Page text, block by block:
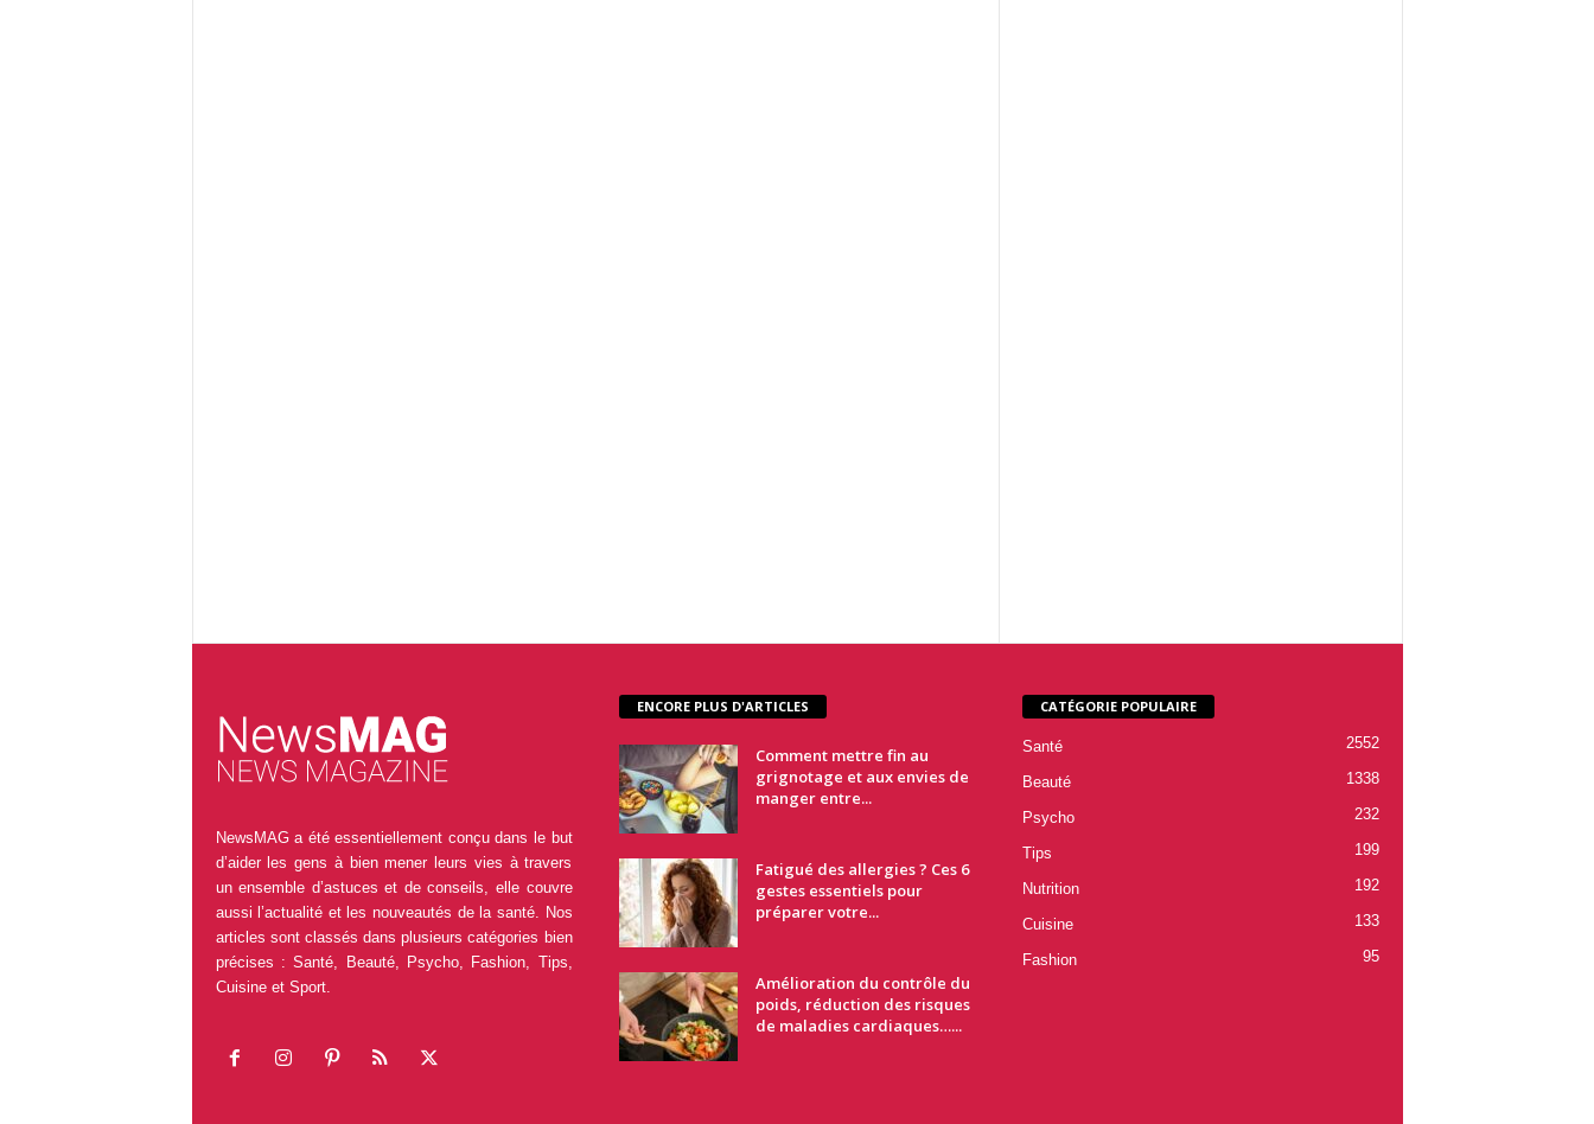
NewsMAG a été essentiellement conçu dans le but
d’aider les gens à bien mener leurs vies à travers
un ensemble d’astuces et de conseils, elle couvre
aussi l’actualité et les nouveautés de la santé. Nos
articles sont classés dans plusieurs catégories bien
précises : Santé, Beauté, Psycho, Fashion, Tips,
Cuisine et Sport.
ENCORE PLUS D'ARTICLES
Comment mettre fin au
grignotage et aux envies de
manger entre...
Fatigué des allergies ? Ces 6
gestes essentiels pour
préparer votre...
Amélioration du contrôle du
poids, réduction des risques
de maladies cardiaques…...
CATÉGORIE POPULAIRE
Santé 2552
Beauté 1338
Psycho 232
Tips 199
Nutrition 192
Cuisine 133
Fashion 95